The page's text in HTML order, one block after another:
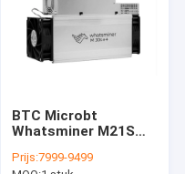
BTC Microbt
Whatsminer M21S
3472W M31S
Prijs:7999-9499